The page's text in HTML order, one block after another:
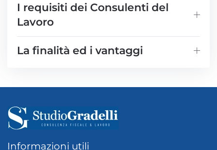
I requisiti dei Consulenti del
Lavoro
La finalità ed i vantaggi
Informazioni utili